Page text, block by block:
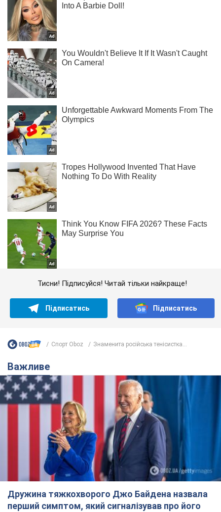
Тисни! Підписуйся! Читай тільки найкраще!
Підписатись Підписатись
Спорт Oboz Знаменита російська тенісистка...
Важливе
Дружина тяжкохворого Джо Байдена назвала
перший симптом, який сигналізував про його